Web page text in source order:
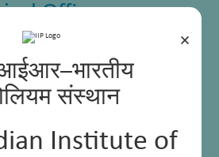
×
संस्थान
Institute of
Officer